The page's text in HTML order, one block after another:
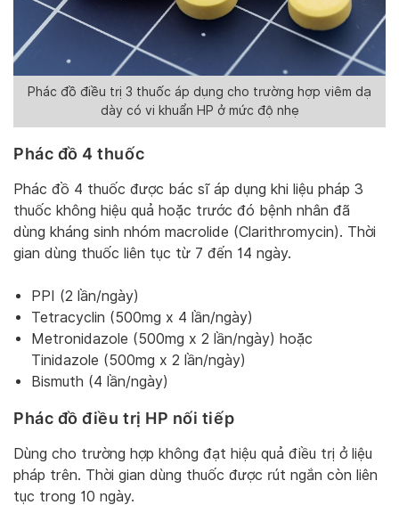
Phác đồ điều trị 3 thuốc áp dụng cho trường hợp viêm dạ
dày có vi khuẩn HP ở mức độ nhẹ
Phác đồ 4 thuốc
Phác đồ 4 thuốc được bác sĩ áp dụng khi liệu pháp 3
thuốc không hiệu quả hoặc trước đó bệnh nhân đã
dùng kháng sinh nhóm macrolide (Clarithromycin). Thời
gian dùng thuốc liên tục từ 7 đến 14 ngày.
PPI (2 lần/ngày)
Tetracyclin (500mg x 4 lần/ngày)
Metronidazole (500mg x 2 lần/ngày) hoặc
Tinidazole (500mg x 2 lần/ngày)
Bismuth (4 lần/ngày)
Phác đồ điều trị HP nối tiếp
Dùng cho trường hợp không đạt hiệu quả điều trị ở liệu
pháp trên. Thời gian dùng thuốc được rút ngắn còn liên
tục trong 10 ngày.